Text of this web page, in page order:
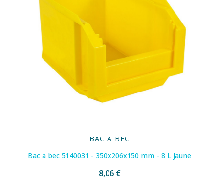
BAC A BEC
Bac à bec 5140031 - 350x206x150 mm - 8 L Jaune
8,06 €